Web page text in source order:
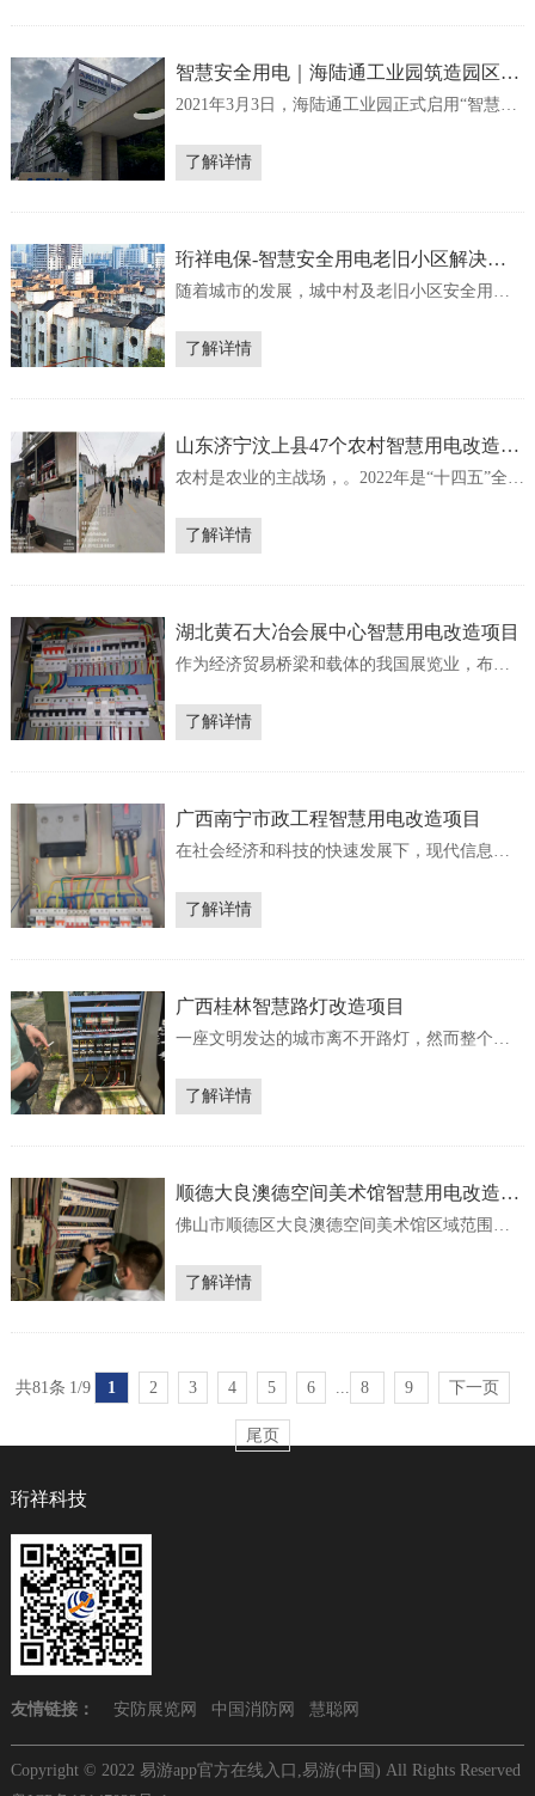
或路灯专用变压器，通...
智慧安全用电｜海陆通工业园筑造园区安
全生产防线
2021年3月3日，海陆通工业园正式启用“智慧安
为用电安全上了双重保险。“自从使用珩祥电保
智慧安全用电系统后，园区电线发热、漏电等
生产车间的...
了解详情
珩祥电保-智慧安全用电老旧小区解决方
案
随着城市的发展，城中村及老旧小区安全用电
划建设年代早，建设标准相对较低，存在不同
电气故障后容易发生群死...
了解详情
山东济宁汶上县47个农村智慧用电改造项
目
农村是农业的主战场，。2022年是“十四五”全面
《关于全面推进乡村振兴加快农业农村现代化
的意见》要求，加大农村电网建设力度，全面
术与农业生产经营...
了解详情
湖北黄石大冶会展中心智慧用电改造项目
作为经济贸易桥梁和载体的我国展览业，布展
是展馆管理过程的首要问题，展会用电隐患排
查：临时用电线路不固定；灯具安装不合理；
展中心进行智慧用电改...
了解详情
广西南宁市政工程智慧用电改造项目
在社会经济和科技的快速发展下，现代信息技
施工中所应用的用电设备、施工工艺也不断增
加，实现了机械化施工繁杂。在市政工程机械
等因素的影响，市政工...
了解详情
广西桂林智慧路灯改造项目
一座文明发达的城市离不开路灯，然而整个城
数据分析，基于传统技术的现有传统路灯系统
可能占城市电力消耗的65%，而且需要昂贵的维
源消耗会增加大气中二...
了解详情
顺德大良澳德空间美术馆智慧用电改造项
目
佛山市顺德区大良澳德空间美术馆区域范围
大，电力作为整个展馆的基础建设尤为重要，
方面存在着诸多安全隐患...
了解详情
共81条 1/9 1 2 3 4 5 6 ... 8 9 下一页
尾页
珩祥科技
友情链接： 安防展览网 中国消防网 慧聪网
Copyright © 2022 易游app官方在线入口,易游(中国) All Rights Reserved